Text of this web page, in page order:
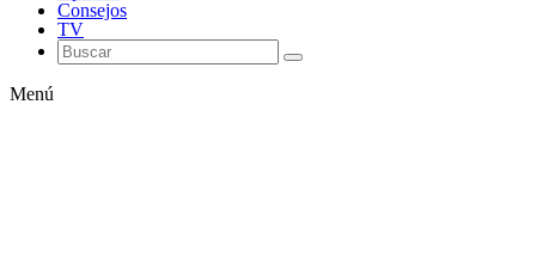
Consejos
TV
Menú